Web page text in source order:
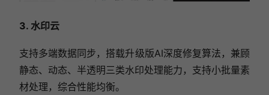
3. 水印云
支持多端数据同步，搭载升级版AI深度修复算法，兼顾
静态、动态、半透明三类水印处理能力，支持小批量素
材处理，综合性能均衡。